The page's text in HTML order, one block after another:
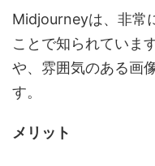
Midjourneyは、非常
ことで知られていま
や、雰囲気のある画
す。
メリット